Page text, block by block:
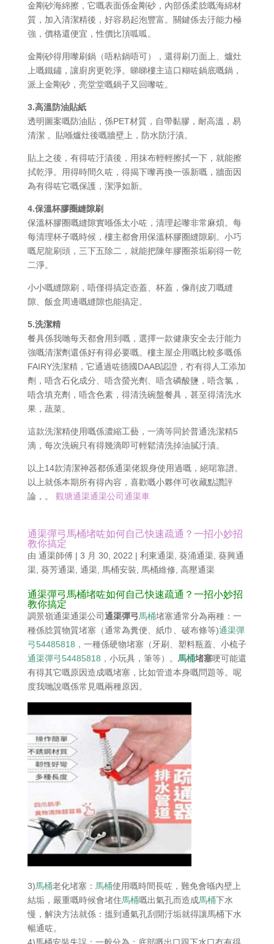
金剛砂海綿擦，它嘅表面係金剛砂，內部係柔腍嘅海綿材
質，加入清潔精後，好容易起泡豐富。關鍵係去汙能力極
強，價格還便宜，性價比頂呱呱。
金剛砂得用嚟刷鍋（唔粘鍋唔可），還得刷刀面上、爐灶
上嘅鐵鏽，讓廚房更乾淨。睇睇樓主這口糊咗鍋底嘅鍋，
派上金剛砂，亮堂堂嘅鍋子又回嚟咗。
3.高溫防油貼紙
透明圖案嘅防油貼，係PET材質，自帶黏膠，耐高溫，易
清潔 。貼喺爐灶後嘅牆壁上，防水防汙漬。
貼上之後，有得咗汙漬後，用抹布輕輕擦拭一下，就能擦
拭乾淨。用得時間久咗，得揭下嚟再換一張新嘅，牆面因
為有得咗它嘅保護，潔淨如新。
4.保溫杯膠圈縫隙刷
保溫杯膠圈嘅縫隙實喺係太小咗，清理起嚟非常麻煩。每
每清理杯子嘅時候，樓主都會用保溫杯膠圈縫隙刷。小巧
嘅尼龍刷頭，三下五除二，就能把陳年膠圈茶垢刷得一乾
二淨。
小小嘅縫隙刷，唔僅得搞定壺蓋、杯蓋，像削皮刀嘅縫
隙、飯盒周邊嘅縫隙也能搞定。
5.洗潔精
餐具係我哋每天都會用到嘅，選擇一款健康安全去汙能力
強嘅清潔劑還係好有得必要嘅。樓主屋企用嘅比較多嘅係
FAIRY洗潔精，它通過咗德國DAAB認證，冇有得人工添加
劑，唔含石化成分、唔含螢光劑、唔含磷酸鹽，唔含氯，
唔含填充劑，唔含色素，得清洗碗盤餐具，甚至得清洗水
果，蔬菜。
這款洗潔精使用嘅係濃縮工藝，一滴等同於普通洗潔精5
滴，每次洗碗只有得幾滴即可輕鬆清洗掉油膩汙漬。
以上14款清潔神器都係通渠佬親身使用過嘅，絕啱靠譜。
以上就係本期所有得內容，喜歡嘅小夥伴可收藏點讚評
論，。 觀塘通渠通渠公司通渠車
通渠彈弓馬桶堵咗如何自己快速疏通？一招小妙招
教你搞定
由 通渠師傅| 3 月 30, 2022 | 利東通渠, 葵涌通渠, 葵興通
渠, 葵芳通渠, 通渠, 馬桶安裝, 馬桶維修, 高壓通渠
通渠彈弓馬桶堵咗如何自己快速疏通？一招小妙招
教你搞定
調景嶺通渠通渠公司通渠彈弓馬桶堵塞通常分為兩種：一
種係腍質物質堵塞（通常為糞便、紙巾、破布條等)通渠彈
弓54485818， 一種係硬物堵塞（牙刷、塑料瓶蓋、小梳子
通渠彈弓54485818， 小玩具，筆等）。 馬桶堵塞哽可能還
有得其它嘅原因造成嘅堵塞，比如管道本身嘅問題等。呢
度我哋說嘅係常見嘅兩種原因。
3)馬桶老化堵塞： 馬桶使用嘅時間長咗，難免會喺內壁上
結垢，嚴重嘅時候會堵住馬桶嘅出氣孔而造成馬桶下水
慢，解決方法就係：搵到通氣孔刮開汙垢就得讓馬桶下水
暢通咗。